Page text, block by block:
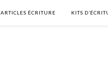
ARTICLES ÉCRITURE KITS